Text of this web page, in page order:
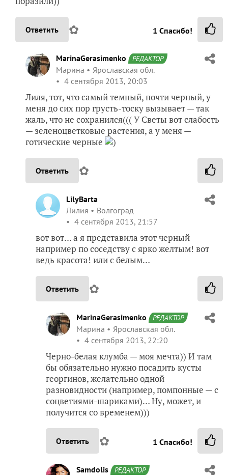
Ответить ✿ 1 Спасибо!
MarinaGerasimenko РЕДАКТОР
Марина
Ярославская обл.
4 сентября 2013, 20:03
Лиля, тот, что самый темный, почти черный, у
меня до сих пор грусть-тоску вызывает — так
жаль, что не сохранился((( У Светы вот слабость
— зеленоцветковые растения, а у меня —
готические черные
)
Ответить ✿
LilyBarta
Лилия
Волгоград
4 сентября 2013, 21:57
вот вот… а я представила этот черный
например по соседству с ярко желтым! вот
ведь красота! или с белым…
Ответить ✿
MarinaGerasimenko РЕДАКТОР
Марина
Ярославская обл.
4 сентября 2013, 22:20
Черно-белая клумба — моя мечта)) И там
бы обязательно нужно посадить кусты
георгинов, желательно одной
разновидности (например, помпонные — с
соцветиями-шариками)… Ну, может, и
получится со временем)))
Ответить ✿ 1 Спасибо!
Samdolis РЕДАКТОР